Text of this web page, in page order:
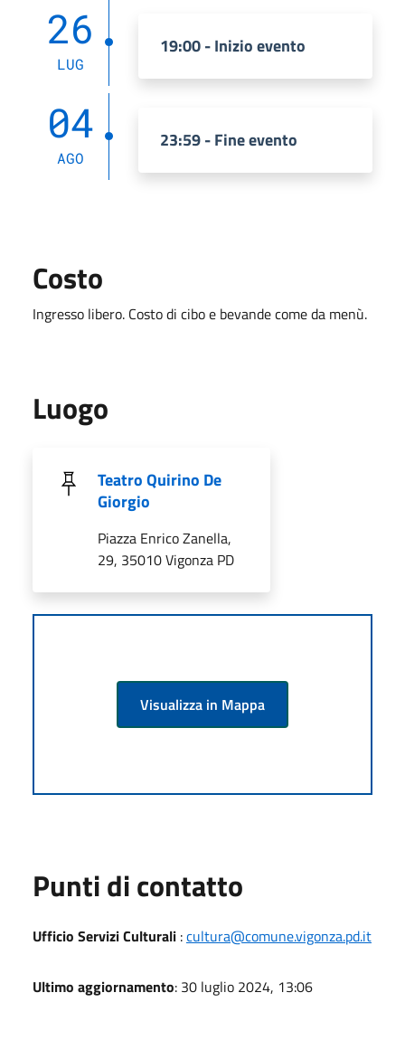
26
LUG
19:00 - Inizio evento
04
AGO
23:59 - Fine evento
Costo
Ingresso libero. Costo di cibo e bevande come da menù.
Luogo
Teatro Quirino De
Giorgio
Piazza Enrico Zanella,
29, 35010 Vigonza PD
Visualizza in Mappa
Punti di contatto
Ufficio Servizi Culturali :cultura@comune.vigonza.pd.it
Ultimo aggiornamento: 30 luglio 2024, 13:06